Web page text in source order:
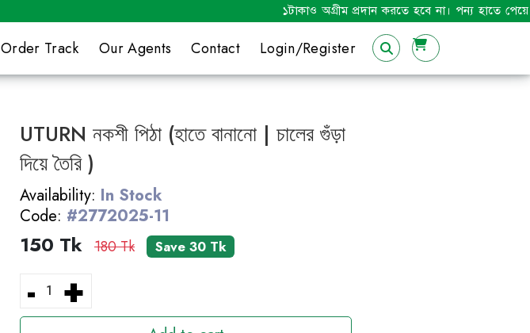
১টাকাও অগ্রীম প্রদান করতে হবে না। পন্য হাতে পেয়ে মূল্য
Order Track Our Agents Contact Login/Register
UTURN নকশী পিঠা (হাতে বানানো | চালের গুঁড়া
দিয়ে তৈরি )
Availability: In Stock
Code: #2772025-11
150 Tk 180 Tk Save 30 Tk
- +